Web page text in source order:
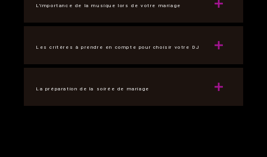
L'importance de la musique lors de votre mariage
Les critères à prendre en compte pour choisir votre DJ
La préparation de la soirée de mariage